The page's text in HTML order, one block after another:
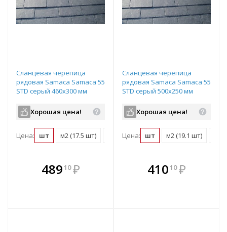
Сланцевая черепица
рядовая Samaca Samaca 55
STD серый 460х300 мм
Хорошая цена!
Цена: шт м2 (17.5 шт) поддон (740 шт)
489 10 ₽
В комплекте
всегда выгоднее!
Сланцевая черепица
рядовая Samaca Samaca 55
STD серый 500х250 мм
Хорошая цена!
Цена: шт м2 (19.1 шт)
В комплекте
всегда выгоднее!
410 10 ₽